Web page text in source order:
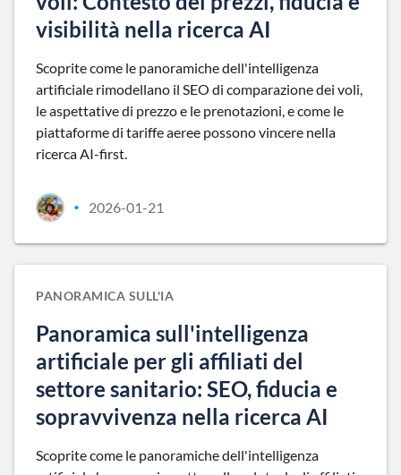
visibilità nella ricerca AI
Scoprite come le panoramiche dell'intelligenza
artificiale rimodellano il SEO di comparazione dei voli,
le aspettative di prezzo e le prenotazioni, e come le
piattaforme di tariffe aeree possono vincere nella
ricerca AI-first.
• 2026-01-21
PANORAMICA SULL'IA
Panoramica sull'intelligenza
artificiale per gli affiliati del
settore sanitario: SEO, fiducia e
sopravvivenza nella ricerca AI
Scoprite come le panoramiche dell'intelligenza